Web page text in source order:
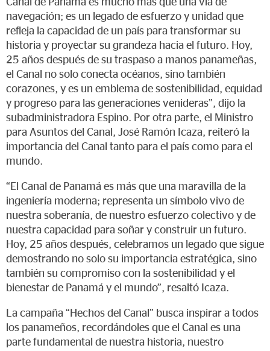
Canal de Panamá es mucho más que una vía de
navegación; es un legado de esfuerzo y unidad que
refleja la capacidad de un país para transformar su
historia y proyectar su grandeza hacia el futuro. Hoy,
25 años después de su traspaso a manos panameñas,
el Canal no solo conecta océanos, sino también
corazones, y es un emblema de sostenibilidad, equidad
y progreso para las generaciones venideras”, dijo la
subadministradora Espino. Por otra parte, el Ministro
para Asuntos del Canal, José Ramón Icaza, reiteró la
importancia del Canal tanto para el país como para el
mundo.
“El Canal de Panamá es más que una maravilla de la
ingeniería moderna; representa un símbolo vivo de
nuestra soberanía, de nuestro esfuerzo colectivo y de
nuestra capacidad para soñar y construir un futuro.
Hoy, 25 años después, celebramos un legado que sigue
demostrando no solo su importancia estratégica, sino
también su compromiso con la sostenibilidad y el
bienestar de Panamá y el mundo”, resaltó Icaza.
La campaña “Hechos del Canal” busca inspirar a todos
los panameños, recordándoles que el Canal es una
parte fundamental de nuestra historia, nuestro